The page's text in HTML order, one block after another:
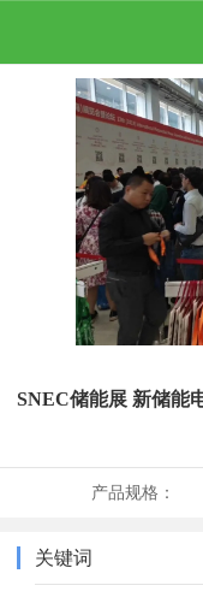
SNEC储能展 新储能
产品规格：
关键词